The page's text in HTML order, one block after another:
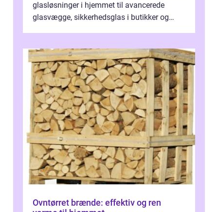
glasløsninger i hjemmet til avancerede
glasvægge, sikkerhedsglas i butikker og
Ovntørret brænde: effektiv og ren